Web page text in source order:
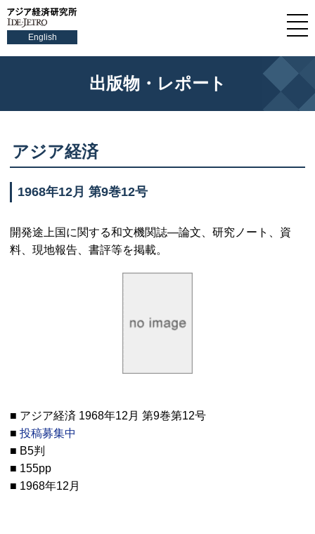
English
出版物・レポート
アジア経済
1968年12月 第9巻12号
開発途上国に関する和文機関誌—論文、研究ノート、資
料、現地報告、書評等を掲載。
■ アジア経済 1968年12月 第9巻第12号
■ 投稿募集中
■ B5判
■ 155pp
■ 1968年12月